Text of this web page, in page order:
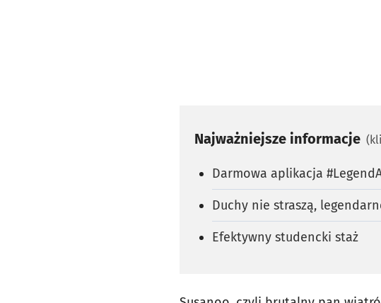
Najważniejsze informacje
Darmowa aplikacja
Duchy nie straszą,
Efektywny studencki staż